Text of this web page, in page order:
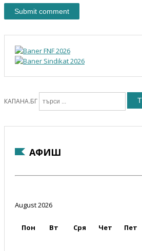
КАПАНА.БГ
АФИШ
August 2026
Пон Вт Сря Чет Пет